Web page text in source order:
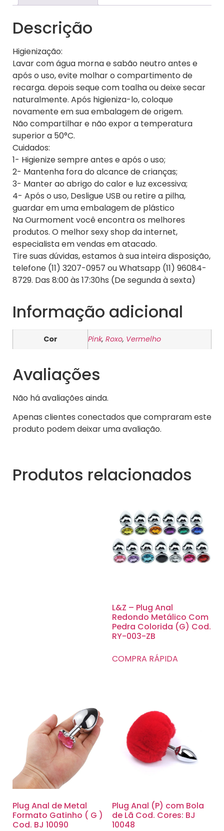
Descrição
Higienização:
Lavar com água morna e sabão neutro antes e
após o uso, evite molhar o compartimento de
recarga. depois seque com toalha ou deixe secar
naturalmente. Após higieniza-lo, coloque
novamente em sua embalagem de origem.
Não compartilhar e não expor a temperatura
superior a 50°C.
Cuidados:
1- Higienize sempre antes e após o uso;
2- Mantenha fora do alcance de crianças;
3- Manter ao abrigo do calor e luz excessiva;
4- Após o uso, Desligue USB ou retire a pilha,
guardar em uma embalagem de plástico
Na Ourmoment você encontra os melhores
produtos. O melhor sexy shop da internet,
especialista em vendas em atacado.
Tire suas dúvidas, estamos à sua inteira disposição,
telefone (11) 3207-0957 ou Whatsapp (11) 96084-
8729. Das 8:00 às 17:30hs (De segunda à sexta)
Informação adicional
Cor Pink, Roxo, Vermelho
Avaliações
Não há avaliações ainda.
Apenas clientes conectados que compraram este
produto podem deixar uma avaliação.
Produtos relacionados
L&Z – Plug Anal
Redondo Metálico Com
Pedra Colorida (G) Cod.
RY-003-ZB
COMPRA RÁPIDA
Plug Anal de Metal
Formato Gatinho ( G )
Cod. BJ 10090
Plug Anal (P) com Bola
de Lã Cod. Cores: BJ
10048